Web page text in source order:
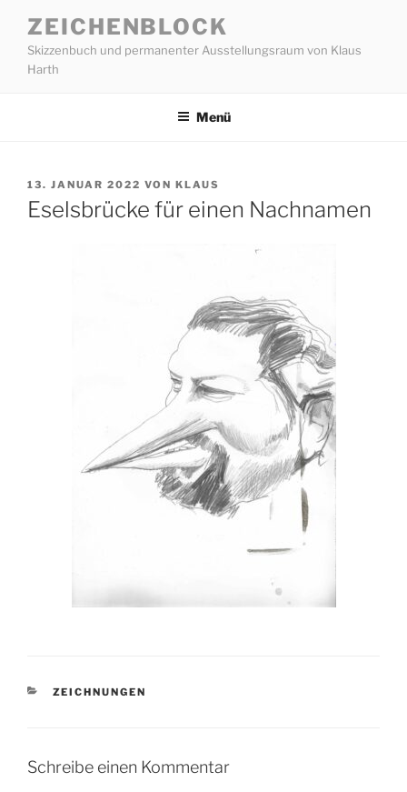
Inhalt
springen
ZEICHENBLOCK
Skizzenbuch und permanenter Ausstellungsraum von Klaus
Harth
Menü
VERÖFFENTLICHT
AM
13. JANUAR 2022 VON KLAUS
Eselsbrücke für einen Nachnamen
KATEGORIEN
ZEICHNUNGEN
Schreibe einen Kommentar